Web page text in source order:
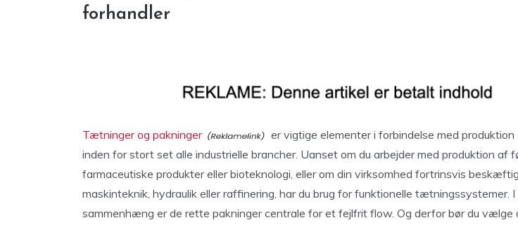
forhandler
Tætninger og pakninger
er vigtige elementer i forbindelse med produktion
inden for stort set alle industrielle brancher. Uanset om du arbejder med produktion af
farmaceutiske produkter eller bioteknologi, eller om din virksomhed fortrinsvis
maskinteknik, hydraulik eller raffinering, har du brug for funktionelle tætningssystemer. I
sammenhæng er de rette pakninger centrale for et fejlfrit flow. Og derfor bør du vælge